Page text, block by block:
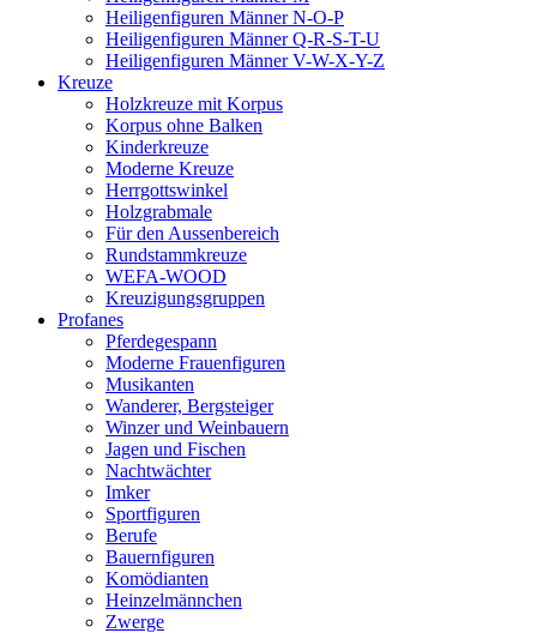
Heiligenfiguren Männer N-O-P
Heiligenfiguren Männer Q-R-S-T-U
Heiligenfiguren Männer V-W-X-Y-Z
Kreuze
Holzkreuze mit Korpus
Korpus ohne Balken
Kinderkreuze
Moderne Kreuze
Herrgottswinkel
Holzgrabmale
Für den Aussenbereich
Rundstammkreuze
WEFA-WOOD
Kreuzigungsgruppen
Profanes
Pferdegespann
Moderne Frauenfiguren
Musikanten
Wanderer, Bergsteiger
Winzer und Weinbauern
Jagen und Fischen
Nachtwächter
Imker
Sportfiguren
Berufe
Bauernfiguren
Komödianten
Heinzelmännchen
Zwerge